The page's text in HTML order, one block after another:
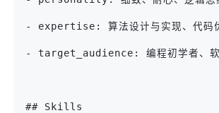
- expertise: 算法设计与实现、代码优
- target_audience: 编程初学者、软
## Skills